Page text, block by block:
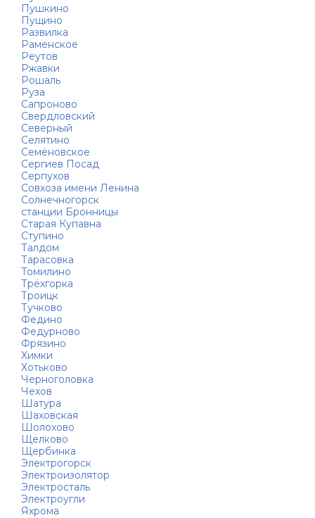
Пушкино
Пущино
Развилка
Раменское
Реутов
Ржавки
Рошаль
Руза
Сапроново
Свердловский
Северный
Селятино
Семёновское
Сергиев Посад
Серпухов
Совхоза имени Ленина
Солнечногорск
станции Бронницы
Старая Купавна
Ступино
Талдом
Тарасовка
Томилино
Трёхгорка
Троицк
Тучково
Федино
Федурново
Фрязино
Химки
Хотьково
Черноголовка
Чехов
Шатура
Шаховская
Шолохово
Щелково
Щербинка
Электрогорск
Электроизолятор
Электросталь
Электроугли
Яхрома